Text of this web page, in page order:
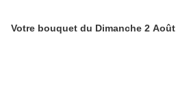
Votre bouquet du Dimanche 2 Août